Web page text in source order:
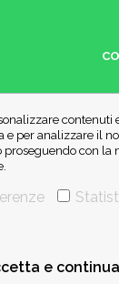
contenuti
per analizzare il
con la
e continua
ai programmi
che
di prezzo per